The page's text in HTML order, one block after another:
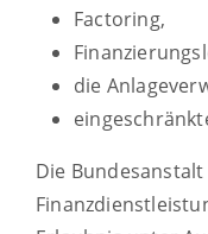
Factoring,
die
Die